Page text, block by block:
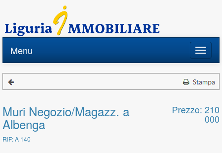
Toggle
Menu
Muri Negozio/Magazz. a
Albenga
RIF: A 140
Prezzo: 210
000